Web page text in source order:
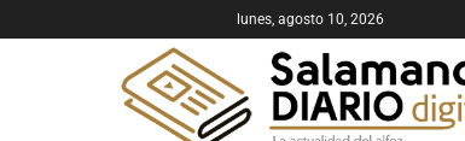
lunes, agosto 10, 2026